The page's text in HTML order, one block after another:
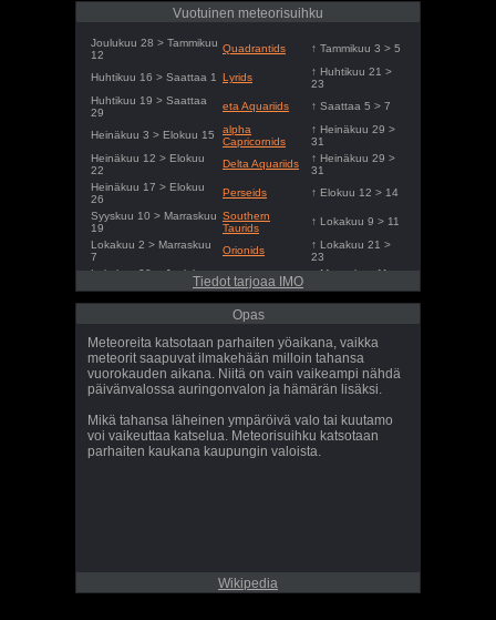
Lokakuu 20 - Joulukuu 9Huippu
Vuotuinen meteorisuihku
Joulukuu 28 > Tammikuu
12
Quadrantids ↑ Tammikuu 3 > 5
Huhtikuu 16 > Saattaa 1 Lyrids
↑ Huhtikuu 21 >
23
Huhtikuu 19 > Saattaa
29
eta Aquariids ↑ Saattaa 5 > 7
Heinäkuu 3 > Elokuu 15
alpha
Capricornids
↑ Heinäkuu 29 >
31
Heinäkuu 12 > Elokuu
22
Delta Aquariids
↑ Heinäkuu 29 >
31
Heinäkuu 17 > Elokuu
26
Perseids
↑ Elokuu 12 > 14
Syyskuu 10 > Marraskuu
19
Southern
Taurids
↑ Lokakuu 9 > 11
Lokakuu 2 > Marraskuu
7
Orionids
↑ Lokakuu 21 >
23
Lokakuu 20 > Joulukuu
Northern Taurids
↑ Marraskuu 11 >
Marraskuu 6 > Joulukuu
Leonids
↑ Marraskuu 16 >
18
Geminids
15
Joulukuu 17 > Joulukuu
27
Ursids
↑ Joulukuu 21 >
23
Tiedot tarjoaa IMO
Opas
Meteoreita katsotaan parhaiten yöaikana, vaikka
meteorit saapuvat ilmakehään milloin tahansa
vuorokauden aikana. Niitä on vain vaikeampi nähdä
päivänvalossa auringonvalon ja hämärän lisäksi.
Mikä tahansa läheinen ympäröivä valo tai kuutamo
voi vaikeuttaa katselua. Meteorisuihku katsotaan
parhaiten kaukana kaupungin valoista.
Wikipedia